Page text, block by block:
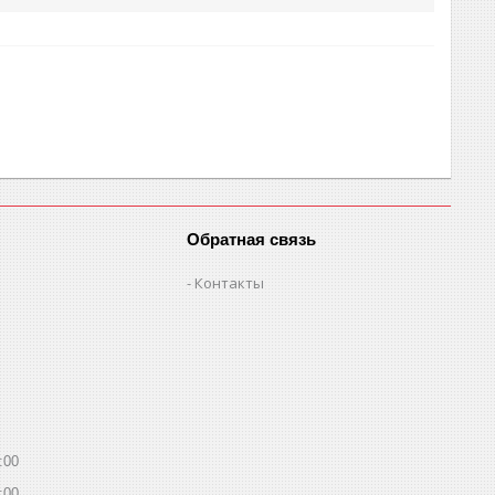
Обратная связь
Контакты